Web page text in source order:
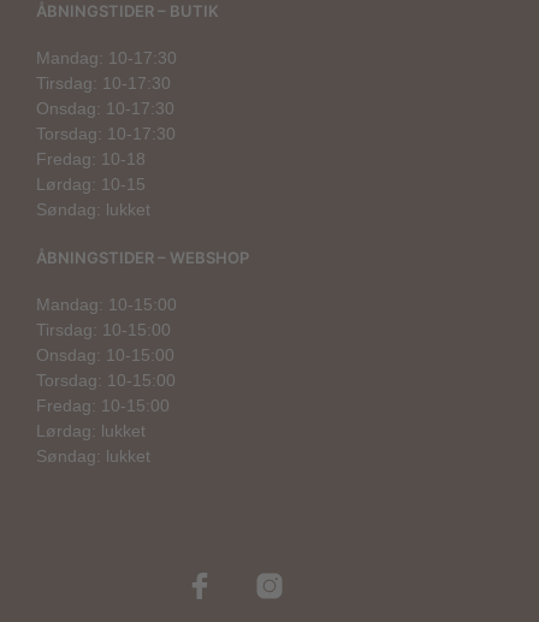
ÅBNINGSTIDER – BUTIK
Mandag: 10-17:30
Tirsdag: 10-17:30
Onsdag: 10-17:30
Torsdag: 10-17:30
Fredag: 10-18
Lørdag: 10-15
Søndag: lukket
ÅBNINGSTIDER – WEBSHOP
Mandag: 10-15:00
Tirsdag: 10-15:00
Onsdag: 10-15:00
Torsdag: 10-15:00
Fredag: 10-15:00
Lørdag: lukket
Søndag: lukket